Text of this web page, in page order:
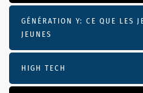
GÉNÉRATION Y: CE QUE LES
JEUNES
HIGH TECH